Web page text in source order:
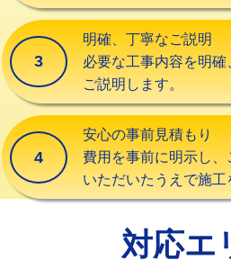
（P/S/ポップアップ））
交換・取付（その他部品）
持込商品取付（単水栓）
持込商品取付（浄水器・分岐水栓）
給水管工事※（バンド止め)
3
明確、丁寧なご説明
必要な工事内容を明確
ご説明します。
4
安心の事前見積もり
費用を事前に明示し、
いただいたうえで施工
対応エ